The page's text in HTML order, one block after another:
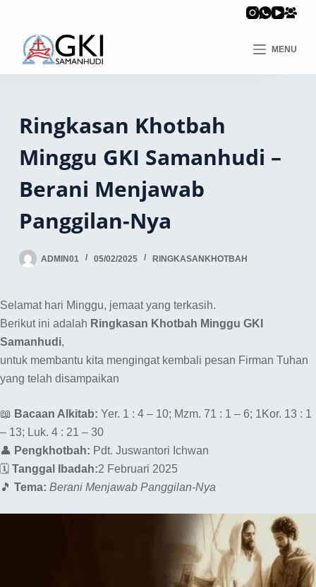
MENU
Ringkasan Khotbah
Minggu GKI Samanhudi –
Berani Menjawab
Panggilan-Nya
ADMIN01 05/02/2025 RINGKASANKHOTBAH
Selamat hari Minggu, jemaat yang terkasih.
Berikut ini adalah Ringkasan Khotbah Minggu GKI
Samanhudi,
untuk membantu kita mengingat kembali pesan Firman Tuhan
yang telah disampaikan
📖 Bacaan Alkitab: Yer. 1 : 4 – 10; Mzm. 71 : 1 – 6; 1Kor. 13 : 1
– 13; Luk. 4 : 21 – 30
👤 Pengkhotbah: Pdt. Juswantori Ichwan
🗓️ Tanggal Ibadah:2 Februari 2025
🎵 Tema: Berani Menjawab Panggilan-Nya